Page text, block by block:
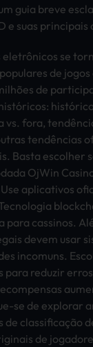
guia breve
e suas
se
de
de
vs. fora,
tendências
Basta esco­lher
OjWin
apli­cati­vos
para cass­inos.
devem usar
inco­muns.
para redu­zir
se de expl­orar
de classificação
de